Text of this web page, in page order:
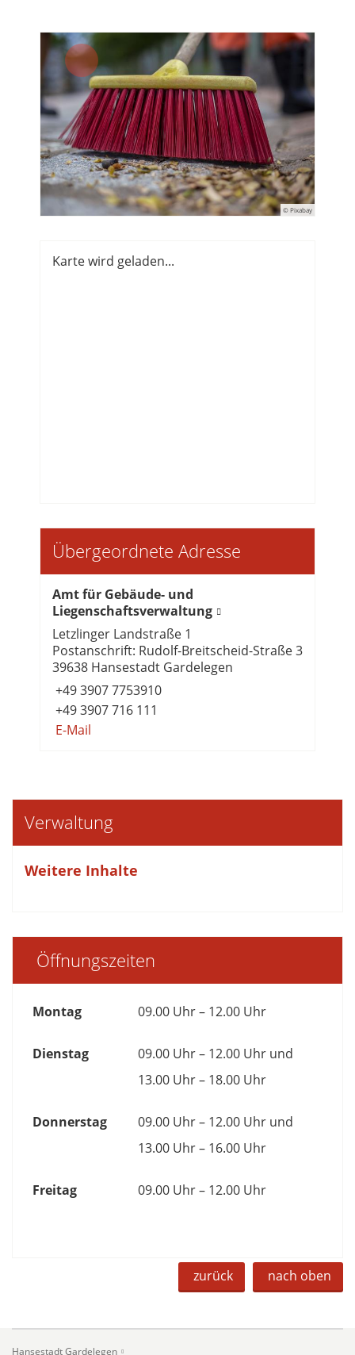
© Pixabay
Karte wird geladen...
Übergeordnete Adresse
Amt für Gebäude- und
Liegenschaftsverwaltung
Letzlinger Landstraße 1
Postanschrift: Rudolf-Breitscheid-Straße 3
39638 Hansestadt Gardelegen
+49 3907 7753910
+49 3907 716 111
E-Mail
Verwaltung
Weitere Inhalte
Öffnungszeiten
Montag 09.00 Uhr – 12.00 Uhr
Dienstag
09.00 Uhr – 12.00 Uhr und
13.00 Uhr – 18.00 Uhr
Donnerstag
09.00 Uhr – 12.00 Uhr und
13.00 Uhr – 16.00 Uhr
Freitag 09.00 Uhr – 12.00 Uhr
zurück nach oben
Hansestadt Gardelegen